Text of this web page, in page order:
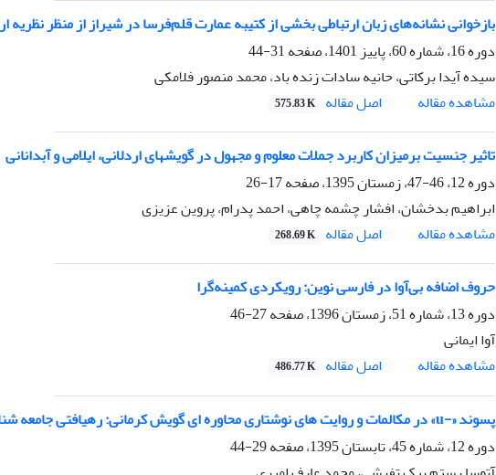
بازخوانی نشانه‌های زبان ارتباطی بخشی از کتیبه‌ عمارت قلم‌فرسا در شیراز از منظر نظریه
دوره 16، شماره 60، پاییز 1401، صفحه
31-44
سیده آیدا برکاتی، حانیه سادات زنده باد، محمد منصور فلامکی
مشاهده مقاله
اصل مقاله 575.83 K
تاثیر جنسیت برمیزان کاربرد جملات معلوم و مجهول در گویشهای اردلانی، ایلامی و آبدانانی
دوره 12، 46-47، زمستان 1395، صفحه
17-26
ابراهیم بدخشان، افشار چشمه چاهی، احمد پدرام، پروین عزیزی
مشاهده مقاله
اصل مقاله 268.69 K
حروف اضافه بی‌آوا در فارسی نوین: رویکردی کمینه‌گرا
دوره 13، شماره 51، زمستان 1396، صفحه
27-46
آوا ایمانی
مشاهده مقاله
اصل مقاله 486.77 K
پسوند «-u» در مکالمات و روایت های نوشتاری محاوره ای گویش کرمانی: رهیافتی جامعه شناختی
دوره 12، شماره 45، تابستان 1395، صفحه
29-44